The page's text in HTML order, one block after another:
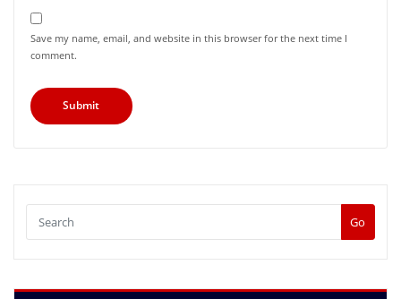
Save my name, email, and website in this browser for the next time I
comment.
Go